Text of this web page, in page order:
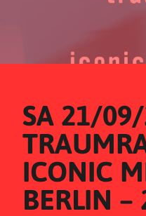
SA 21/
ICONIC
BERLIN –